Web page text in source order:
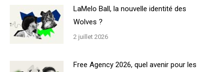
LaMelo Ball, la nouvelle identité des
Wolves ?
2 juillet 2026
Free Agency 2026, quel avenir pour les